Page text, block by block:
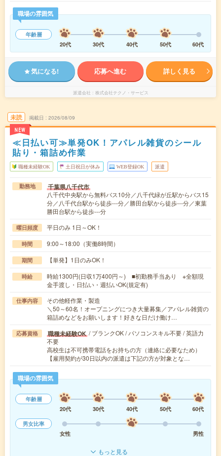
職場の雰囲気
年齢層
20代
30代 40代 50代 60代
気になる! 応募へ進む 詳しく見る
派遣会社 株式会社テクノ・サービス
未読
NEW
掲載日 2026/08/09
≪日払い可≫単発OK！アパレル雑貨のシール
貼り・箱詰め作業
職種未経験OK 土日祝日が休み WEB登録OK 派遣
勤務地 千葉県八千代市
八千代中央駅から無料バス10分／八千代緑が丘駅からバス15
分／八千代台駅から徒歩---分／勝田台駅から徒歩---分／東葉
勝田台駅から徒歩---分
曜日頻度 平日のみ 1日～OK！
時間 9:00～18:00（実働8時間）
期間 【単発】1日のみOK！
時給
時給1300円(日収1万400円～) ■初勤務手当あり ※全額現
金手渡し・日払い・週払いOK(規定有)
仕事内容
その他軽作業・製造
＼50～60名！オープニングにつき大量募集／アパレル雑貨の
箱詰めなどをお願いします！好きな日だけ働け…
応募資格 職種未経験OK / ブランクOK / パソコンスキル不要 / 英語力
不要
高校生は不可携帯電話をお持ちの方（連絡に必要なため）
【雇用契約が30日以内の派遣は下記の方が対象とな…
職場の雰囲気
年齢層
20代
30代 40代 50代
60代
男女比率
女性
男性
もっと見る